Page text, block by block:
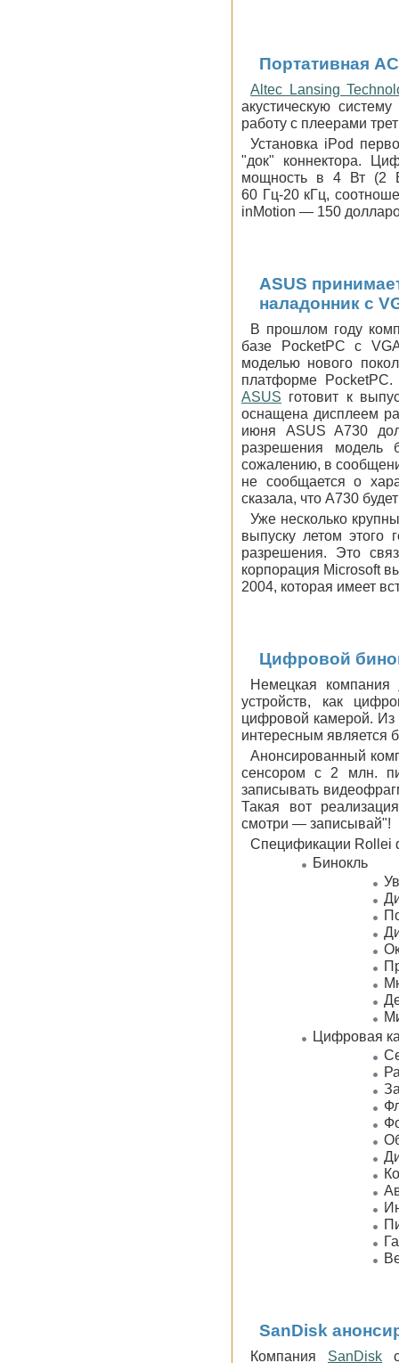
Портативная
Altec Lansing
акустическую
работу с плеерами
Установка iPod
"док" коннектора.
мощность в 4 Вт (2
60 Гц-20 кГц,
inMotion — 150
ASUS
наладонник с
В прошлом году
базе PocketPC с
моделью нового
платформе
ASUS готовит к
оснащена дисплеем
июня ASUS A730
разрешения модель
сожалению, в
не сообщается о
сказала, что А730
Уже несколько
выпуску летом этого
разрешения. Это
корпорация Microsoft
2004, которая имеет
Цифровой
Немецкая компания
устройств, как
цифровой камерой. Из
интересным является
Анонсированный
сенсором с 2 млн.
записывать
Такая вот
смотри — записывай"!
Спецификации Rollei
Бинокль
Цифровая
SanDisk
Компания SanDisk